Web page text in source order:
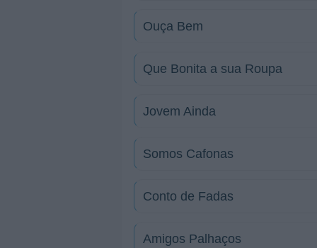
Ouça Bem
Que Bonita a sua Roupa
Jovem Ainda
Somos Cafonas
Conto de Fadas
Amigos Palhaços